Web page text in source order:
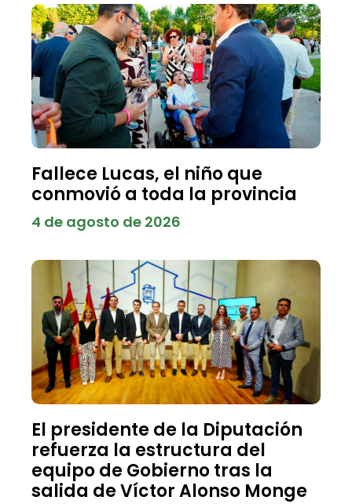
Fallece Lucas, el niño que
conmovió a toda la provincia
4 de agosto de 2026
El presidente de la Diputación
refuerza la estructura del
equipo de Gobierno tras la
salida de Víctor Alonso Monge